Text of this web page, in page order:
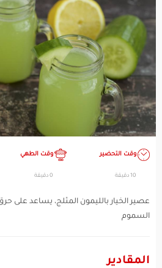
وقت التحضير
10 دقيقة
وقت الطهي
0 دقيقة
عصير الخيار بالليمون المثلج، يساعد على
السموم
المقادير